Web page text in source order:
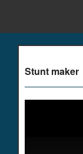
Stunt maker